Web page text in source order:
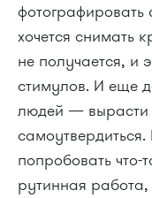
фотографировать
хочется снимать
не получается, и
стимулов. И еще
людей — вырасти
самоутвердиться.
попробовать что-
рутинная работа,